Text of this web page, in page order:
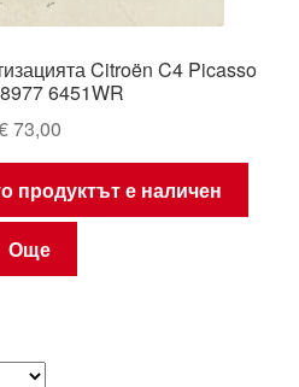
Citroën C4 Picasso
6451WR
73,00
продуктът е наличен
Още